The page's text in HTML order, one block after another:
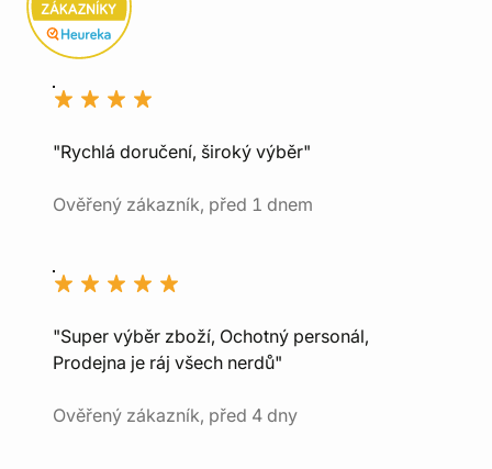
"Rychlá doručení, široký výběr"
Ověřený zákazník, před 1 dnem
"Super výběr zboží, Ochotný personál,
Prodejna je ráj všech nerdů"
Ověřený zákazník, před 4 dny